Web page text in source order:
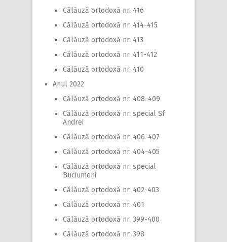
Călăuză ortodoxă nr. 416
Călăuză ortodoxă nr. 414-415
Călăuză ortodoxă nr. 413
Călăuză ortodoxă nr. 411-412
Călăuză ortodoxă nr. 410
Anul 2022
Călăuză ortodoxă nr. 408-409
Călăuză ortodoxă nr. special Sf
Andrei
Călăuză ortodoxă nr. 406-407
Călăuză ortodoxă nr. 404-405
Călăuză ortodoxă nr. special
Buciumeni
Călăuză ortodoxă nr. 402-403
Călăuză ortodoxă nr. 401
Călăuză ortodoxă nr. 399-400
Călăuză ortodoxă nr. 398